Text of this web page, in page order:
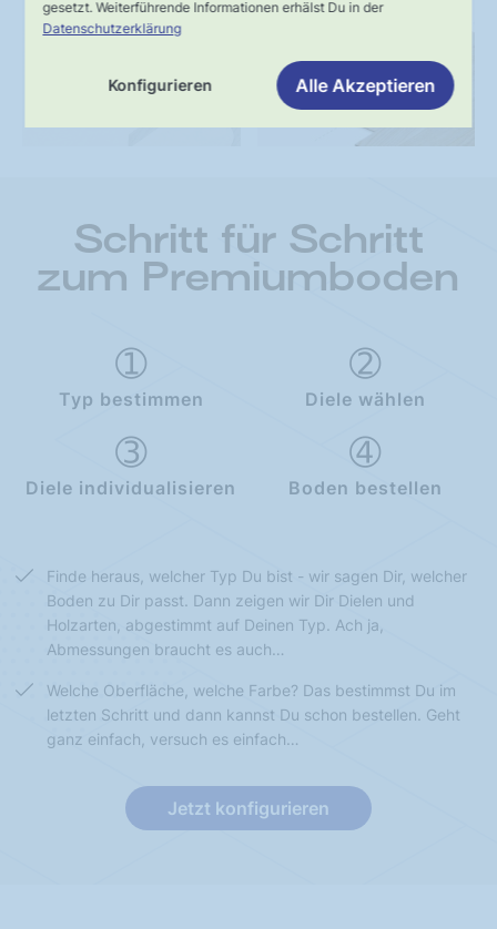
gesetzt. Weiterführende Informationen erhälst Du in der
Datenschutzerklärung
Konfigurieren Alle Akzeptieren
Schnelle,
Lieferung
Kompetente
Fachberatung
Schritt für Schritt
zum Premiumboden
Typ bestimmen Diele wählen
Diele individualisieren Boden bestellen
Finde heraus, welcher Typ Du bist - wir sagen Dir, welcher
Boden zu Dir passt. Dann zeigen wir Dir Dielen und
Holzarten, abgestimmt auf Deinen Typ. Ach ja,
Abmessungen braucht es auch…
Welche Oberfläche, welche Farbe? Das bestimmst Du im
letzten Schritt und dann kannst Du schon bestellen. Geht
ganz einfach, versuch es einfach…
Jetzt konfigurieren